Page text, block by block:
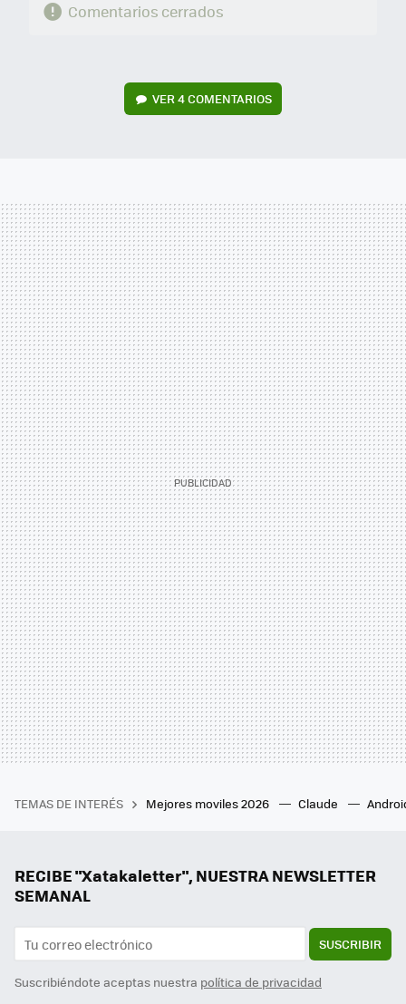
Comentarios cerrados
VER4 COMENTARIOS
TEMAS DE INTERÉS Mejores moviles 2026 Claude
RECIBE "Xatakaletter", NUESTRA NEWSLETTER
SEMANAL
SUSCRIBIR
Suscribiéndote aceptas nuestra política de privacidad